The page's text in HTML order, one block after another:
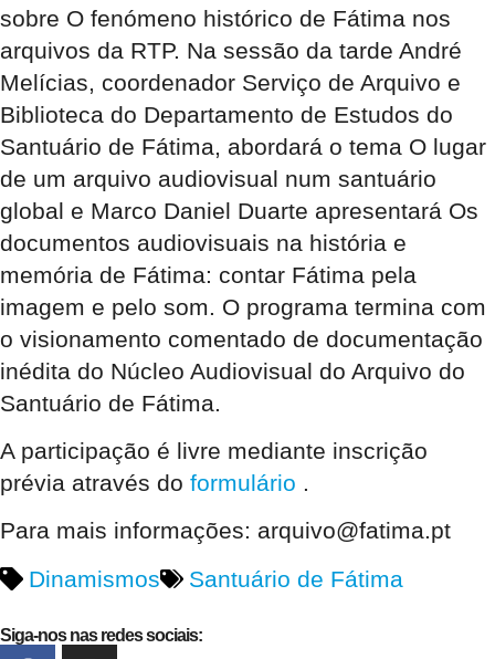
sobre O fenómeno histórico de Fátima nos
arquivos da RTP. Na sessão da tarde André
Melícias, coordenador Serviço de Arquivo e
Biblioteca do Departamento de Estudos do
Santuário de Fátima, abordará o tema O lugar
de um arquivo audiovisual num santuário
global e Marco Daniel Duarte apresentará Os
documentos audiovisuais na história e
memória de Fátima: contar Fátima pela
imagem e pelo som. O programa termina com
o visionamento comentado de documentação
inédita do Núcleo Audiovisual do Arquivo do
Santuário de Fátima.
A participação é livre mediante inscrição
prévia através do formulário .
Para mais informações: arquivo@fatima.pt
Dinamismos
Santuário de Fátima
Siga-nos nas redes sociais: